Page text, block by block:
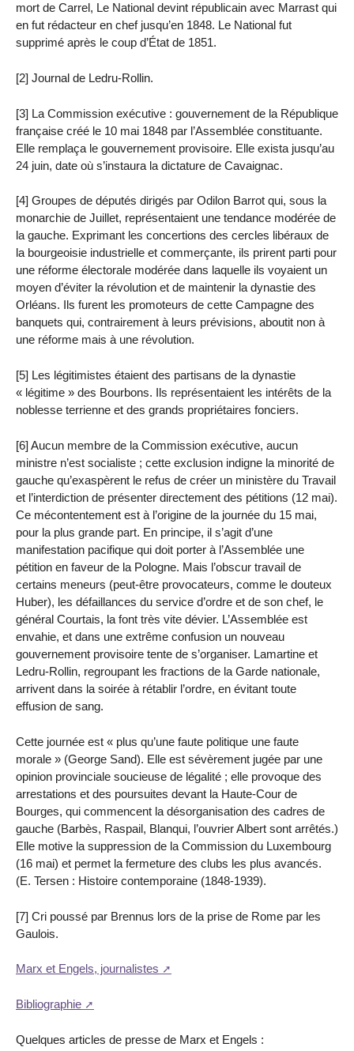
mort de Carrel, Le National devint républicain avec Marrast qui
en fut rédacteur en chef jusqu’en 1848. Le National fut
supprimé après le coup d’État de 1851.
[2] Journal de Ledru-Rollin.
[3] La Commission exécutive : gouvernement de la République
française créé le 10 mai 1848 par l’Assemblée constituante.
Elle remplaça le gouvernement provisoire. Elle exista jusqu’au
24 juin, date où s’instaura la dictature de Cavaignac.
[4] Groupes de députés dirigés par Odilon Barrot qui, sous la
monarchie de Juillet, représentaient une tendance modérée de
la gauche. Exprimant les concertions des cercles libéraux de
la bourgeoisie industrielle et commerçante, ils prirent parti pour
une réforme électorale modérée dans laquelle ils voyaient un
moyen d’éviter la révolution et de maintenir la dynastie des
Orléans. Ils furent les promoteurs de cette Campagne des
banquets qui, contrairement à leurs prévisions, aboutit non à
une réforme mais à une révolution.
[5] Les légitimistes étaient des partisans de la dynastie
« légitime » des Bourbons. Ils représentaient les intérêts de la
noblesse terrienne et des grands propriétaires fonciers.
[6] Aucun membre de la Commission exécutive, aucun
ministre n’est socialiste ; cette exclusion indigne la minorité de
gauche qu’exaspèrent le refus de créer un ministère du Travail
et l’interdiction de présenter directement des pétitions (12 mai).
Ce mécontentement est à l’origine de la journée du 15 mai,
pour la plus grande part. En principe, il s’agit d’une
manifestation pacifique qui doit porter à l’Assemblée une
pétition en faveur de la Pologne. Mais l’obscur travail de
certains meneurs (peut-être provocateurs, comme le douteux
Huber), les défaillances du service d’ordre et de son chef, le
général Courtais, la font très vite dévier. L’Assemblée est
envahie, et dans une extrême confusion un nouveau
gouvernement provisoire tente de s’organiser. Lamartine et
Ledru-Rollin, regroupant les fractions de la Garde nationale,
arrivent dans la soirée à rétablir l’ordre, en évitant toute
effusion de sang.
Cette journée est « plus qu’une faute politique une faute
morale » (George Sand). Elle est sévèrement jugée par une
opinion provinciale soucieuse de légalité ; elle provoque des
arrestations et des poursuites devant la Haute-Cour de
Bourges, qui commencent la désorganisation des cadres de
gauche (Barbès, Raspail, Blanqui, l’ouvrier Albert sont arrêtés.)
Elle motive la suppression de la Commission du Luxembourg
(16 mai) et permet la fermeture des clubs les plus avancés.
(E. Tersen : Histoire contemporaine (1848-1939).
[7] Cri poussé par Brennus lors de la prise de Rome par les
Gaulois.
Marx et Engels, journalistes
Bibliographie
Quelques articles de presse de Marx et Engels :